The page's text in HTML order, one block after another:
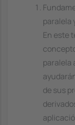
paralela
En este
paralela
de sus